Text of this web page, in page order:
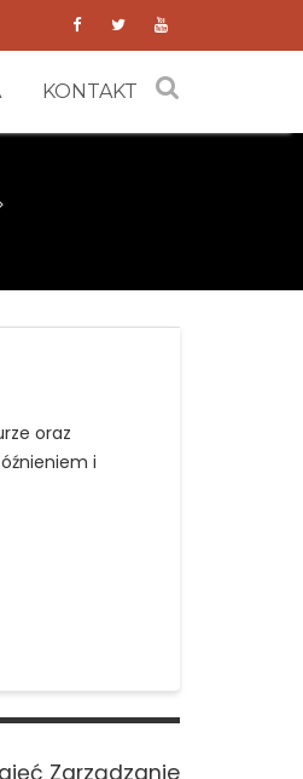
KONTAKT
oraz
i
Zarządzanie